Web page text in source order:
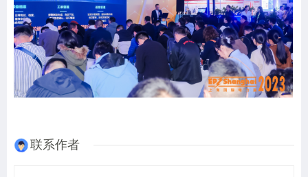
联系作者